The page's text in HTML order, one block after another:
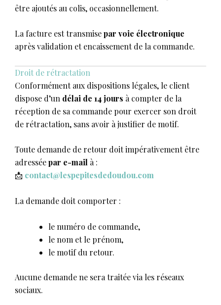
être ajoutés au colis, occasionnellement.
La facture est transmisepar voie électronique
après validation et encaissement de la commande.
Droit de rétractation
Conformément aux dispositions légales, le client
dispose d’un délai de 14 jours à compter de la
réception de sa commande pour exercer son droit
de rétractation, sans avoir à justifier de motif.
Toute demande de retour doit impérativement être
adresséepar e-mail à :
📩 contact@lespepitesdedoudou.com
La demande doit comporter :
le numéro de commande,
le nom et le prénom,
le motif du retour.
Aucune demande ne sera traitée via les réseaux
sociaux.